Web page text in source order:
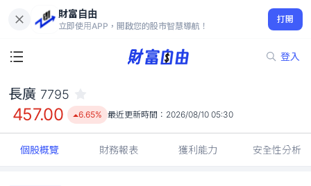
財富自由
立即使用APP，開啟您的股市智慧導航！
打開
登入
457.00
6.65%
長廣 7795
457.00 6.65% 最近更新時間： 2026/08/10 05:30
個股概覽 財務報表 獲利能力 安全性分析